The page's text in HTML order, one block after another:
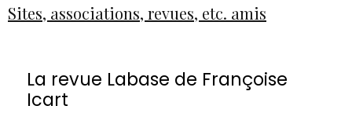
Sites, associations, revues, etc. amis
La revue Labase de Françoise
Icart